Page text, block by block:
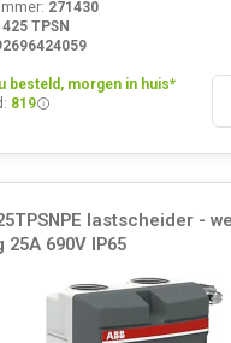
271430
425 TPSN
besteld, morgen in huis*
819
lastscheider -
25A 690V IP65